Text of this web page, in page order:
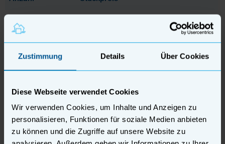
Zustimmung Details Über Cookies
Diese Webseite verwendet Cookies
Wir verwenden Cookies, um Inhalte und Anzeigen zu
personalisieren, Funktionen für soziale Medien anbieten
zu können und die Zugriffe auf unsere Website zu
Bis
Bis19 6,64 €pro Stück
Bis49 6,29 €pro Stück
Ab50 5,59 €pro Stück
Beschreibung